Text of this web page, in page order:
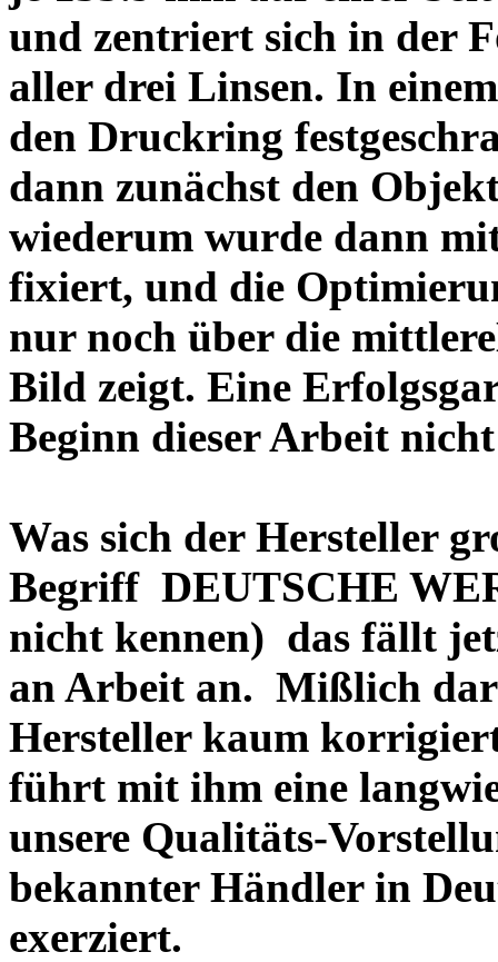
und zentriert sich in der
aller drei Linsen. In
den Druckring
dann zunächst den
wiederum wurde dann
fixiert, und die
nur noch über die
Bild zeigt. Eine
Beginn dieser Arbeit
Was sich der Hersteller
Begriff DEUTSCHE
nicht kennen) das fällt
an Arbeit an. Mißlich
Hersteller kaum
führt mit ihm eine
unsere Qualitäts-
bekannter Händler in
exerziert.